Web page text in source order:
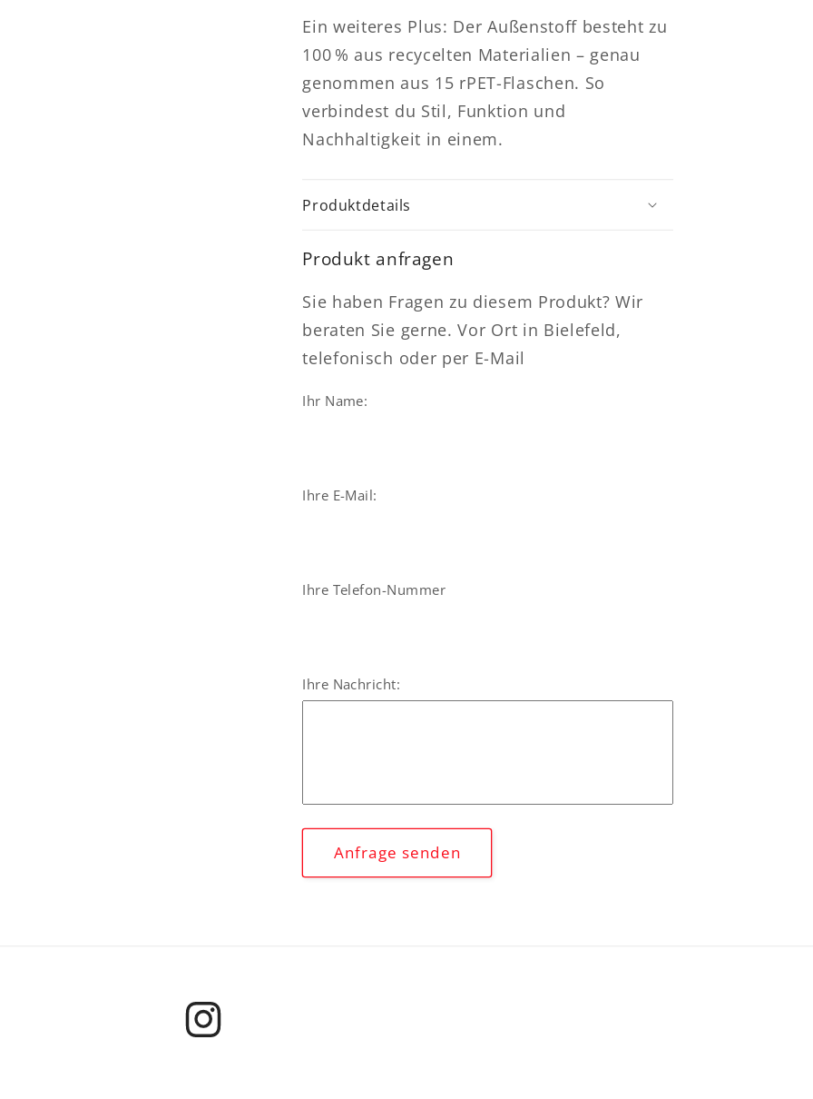
Ein weiteres Plus: Der Außenstoff besteht zu
100 % aus recycelten Materialien – genau
genommen aus 15 rPET-Flaschen. So
verbindest du Stil, Funktion und
Nachhaltigkeit in einem.
Produktdetails
Produkt anfragen
Sie haben Fragen zu diesem Produkt? Wir
beraten Sie gerne. Vor Ort in Bielefeld,
telefonisch oder per E-Mail
Ihr Name:
Ihre E-Mail:
Ihre Telefon-Nummer
Ihre Nachricht:
Anfrage senden
Instagram